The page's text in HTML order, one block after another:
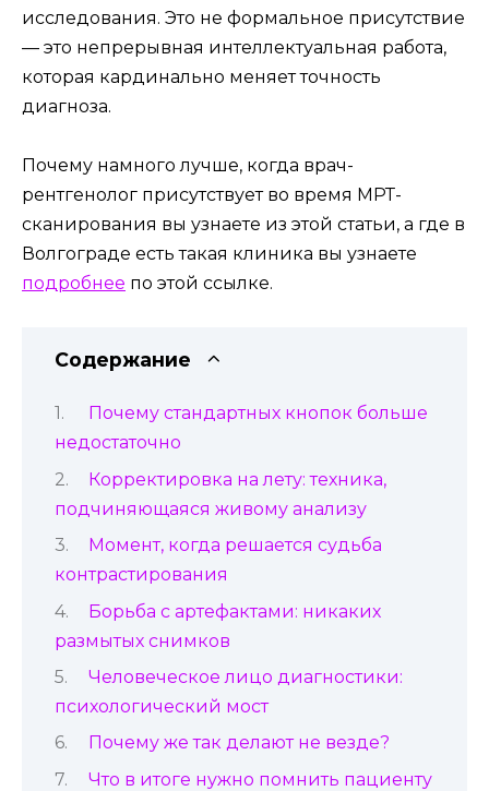
исследования. Это не формальное присутствие
— это непрерывная интеллектуальная работа,
которая кардинально меняет точность
диагноза.
Почему намного лучше, когда врач-
рентгенолог присутствует во время МРТ-
сканирования вы узнаете из этой статьи, а где в
Волгограде есть такая клиника вы узнаете
подробнее по этой ссылке.
Содержание
Почему стандартных кнопок больше
недостаточно
Корректировка на лету: техника,
подчиняющаяся живому анализу
Момент, когда решается судьба
контрастирования
Борьба с артефактами: никаких
размытых снимков
Человеческое лицо диагностики:
психологический мост
Почему же так делают не везде?
Что в итоге нужно помнить пациенту